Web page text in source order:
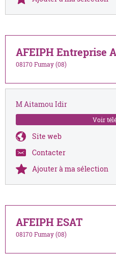
AFEIPH Entreprise
08170 Fumay (08)
M Aitamou Idir
Voir
Site web
Contacter
Ajouter à ma sélection
AFEIPH ESAT
08170 Fumay (08)